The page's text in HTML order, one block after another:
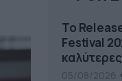
Το
Festival